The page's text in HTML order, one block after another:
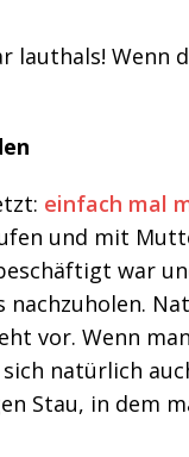
lauthals! Wenn
einfach mal
und mit
war
nachzuholen.
vor. Wenn
natürlich
Stau, in dem